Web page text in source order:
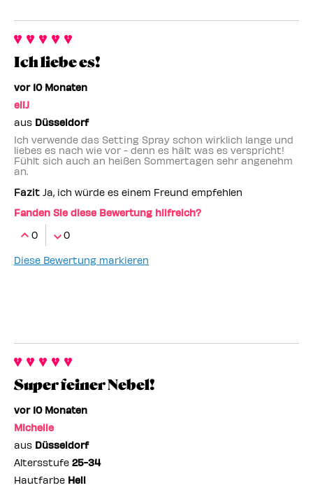
Ich liebe es!
vor 10 Monaten
eliJ
aus Düsseldorf
Ich verwende das Setting Spray schon wirklich lange und
liebes es nach wie vor - denn es hält was es verspricht!
Fühlt sich auch an heißen Sommertagen sehr angenehm
an.
Fazit Ja, ich würde es einem Freund empfehlen
Fanden Sie diese Bewertung hilfreich?
0
0
Diese Bewertung markieren
Super feiner Nebel!
vor 10 Monaten
Michelle
aus Düsseldorf
Altersstufe 25-34
Hautfarbe Hell